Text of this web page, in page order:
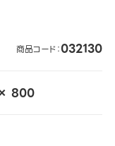
商品コード：032130
800